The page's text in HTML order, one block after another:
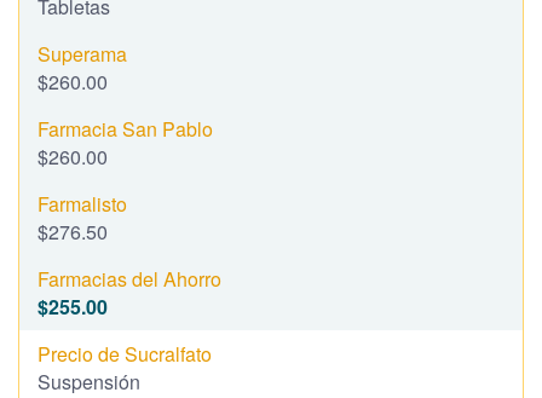
Tabletas
$260.00
$260.00
$276.50
$255.00
Suspensión